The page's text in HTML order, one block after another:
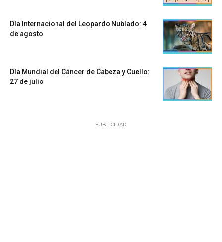
Día Internacional del Leopardo Nublado: 4
de agosto
Día Mundial del Cáncer de Cabeza y Cuello:
27 de julio
PUBLICIDAD